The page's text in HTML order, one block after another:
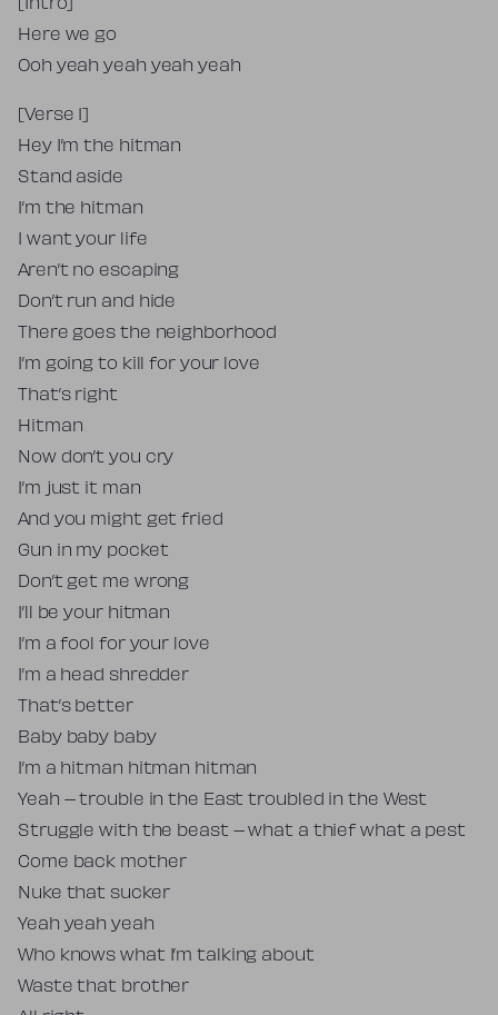
[Intro]
Here we go
Ooh yeah yeah yeah yeah
[Verse 1]
Hey I’m the hitman
Stand aside
I’m the hitman
I want your life
Aren’t no escaping
Don’t run and hide
There goes the neighborhood
I’m going to kill for your love
That’s right
Hitman
Now don’t you cry
I’m just it man
And you might get fried
Gun in my pocket
Don’t get me wrong
I’ll be your hitman
I’m a fool for your love
I’m a head shredder
That’s better
Baby baby baby
I’m a hitman hitman hitman
Yeah – trouble in the East troubled in the West
Struggle with the beast – what a thief what a pest
Come back mother
Nuke that sucker
Yeah yeah yeah
Who knows what I’m talking about
Waste that brother